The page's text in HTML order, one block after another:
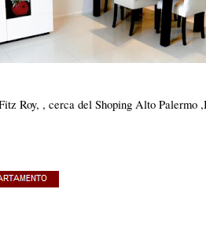
Roy, , cerca del Shoping Alto